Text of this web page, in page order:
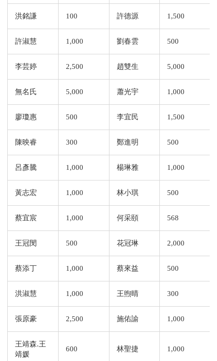
洪銘謙 100 許德源 1,500
許淑慧 1,000 劉春雲 500
李芸婷 2,500 趙雙生 5,000
無名氏 5,000 蕭光宇 1,000
廖瓊惠 500 李宜民 1,500
陳映睿 300 鄭進明 500
呂彥騰 1,000 楊琳雅 1,000
黃志宏 1,000 林小琪 500
蔡宜宸 1,000 何采頤 568
王冠閔 500 花冠琳 2,000
蔡添丁 1,000 蔡來益 500
洪淑慧 1,000 王煦晴 300
張原豪 2,500 施佑諭 1,000
王靖森.王
靖媛
600 林聖捷 1,000